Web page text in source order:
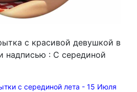
с красивой девушкой в
надписью : С серединой
с серединой лета - 15 Июля